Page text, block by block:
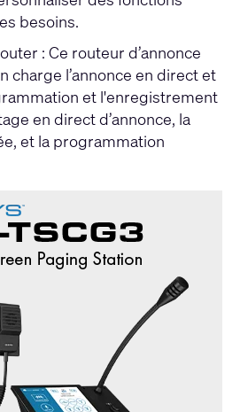
besoins.
: Ce routeur d’annonce
charge l’annonce en direct et
et l'enregistrement
en direct d’annonce, la
et la programmation